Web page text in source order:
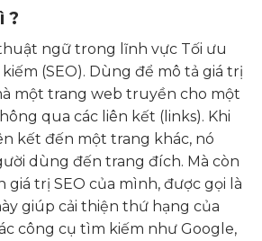
?
ngữ trong lĩnh vực Tối ưu
(SEO). Dùng để mô tả giá trị
một trang web truyền cho một
qua các liên kết (links). Khi
kết đến một trang khác, nó
dùng đến trang đích. Mà còn
trị SEO của mình, được gọi là
giúp cải thiện thứ hạng của
công cụ tìm kiếm như Google,